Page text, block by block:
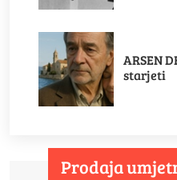
ARSEN
starjeti
Prodaja